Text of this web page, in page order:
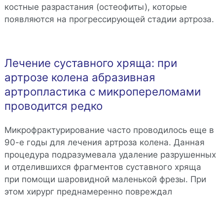
костные разрастания (остеофиты), которые
появляются на прогрессирующей стадии артроза.
Лечение суставного хряща: при
артрозе колена абразивная
артропластика с микропереломами
проводится редко
Микрофрактурирование часто проводилось еще в
90-е годы для лечения артроза колена. Данная
процедура подразумевала удаление разрушенных
и отделившихся фрагментов суставного хряща
при помощи шаровидной маленькой фрезы. При
этом хирург преднамеренно повреждал